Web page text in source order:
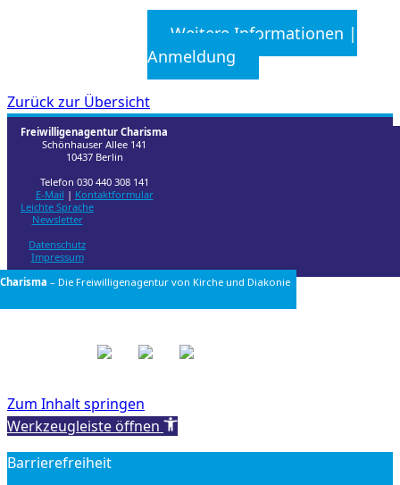
Weitere Informationen |
Anmeldung
Zurück zur Übersicht
Freiwilligenagentur Charisma
Schönhauser Allee 141
10437 Berlin
Telefon 030 440 308 141
E-Mail | Kontaktformular
Leichte Sprache
Newsletter
Datenschutz
Impressum
Charisma – Die Freiwilligenagentur von Kirche und Diakonie
Zum Inhalt springen
Werkzeugleiste öffnen
Barrierefreiheit